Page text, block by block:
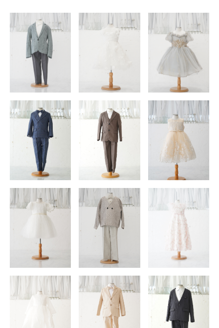
子供の写真撮影・スタジオフォト
赤ちゃん撮影・ベビーフォト
リピーター様専用
店舗を探す